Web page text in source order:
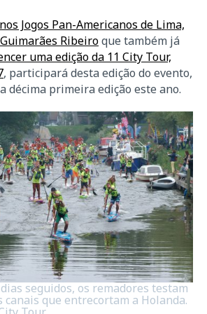
Jogos Pan-Americanos de Lima,
Ribeiroque também já
uma edição da 11 City Tour,
, participará desta edição do evento,
décima primeira edição este ano.
seguidos, os remadores testam
que entrecortam a Holanda.